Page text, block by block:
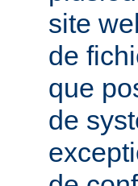
site
de
que
de